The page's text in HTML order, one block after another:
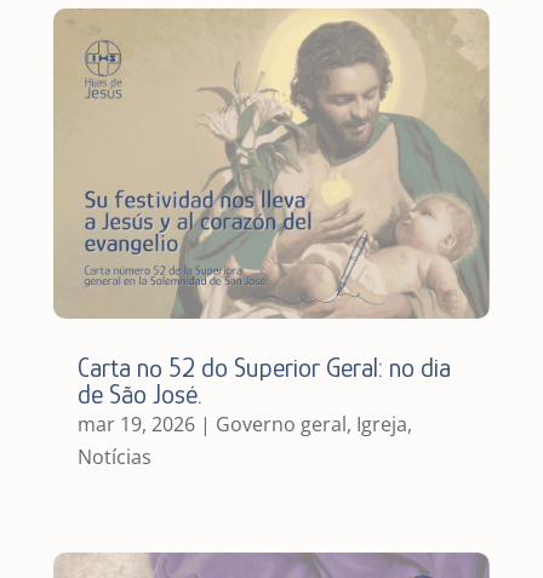
Carta nº 52 do Superior Geral: no dia
de São José.
mar 19, 2026| Governo geral, Igreja,
Notícias